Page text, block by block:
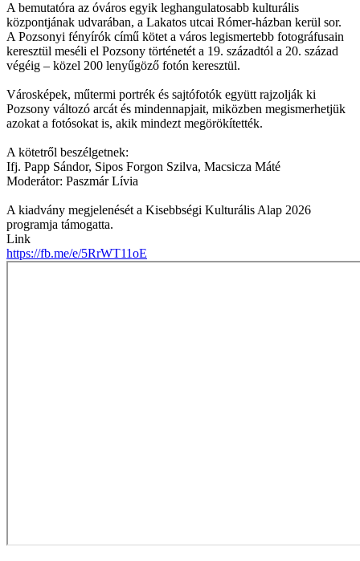
A bemutatóra az óváros egyik leghangulatosabb kulturális
központjának udvarában, a Lakatos utcai Rómer-házban kerül sor.
A Pozsonyi fényírók című kötet a város legismertebb fotográfusain
keresztül meséli el Pozsony történetét a 19. századtól a 20. század
végéig – közel 200 lenyűgöző fotón keresztül.
Városképek, műtermi portrék és sajtófotók együtt rajzolják ki
Pozsony változó arcát és mindennapjait, miközben megismerhetjük
azokat a fotósokat is, akik mindezt megörökítették.
A kötetről beszélgetnek:
Ifj. Papp Sándor, Sipos Forgon Szilva, Macsicza Máté
Moderátor: Paszmár Lívia
A kiadvány megjelenését a Kisebbségi Kulturális Alap 2026
programja támogatta.
Link
https://fb.me/e/5RrWT11oE